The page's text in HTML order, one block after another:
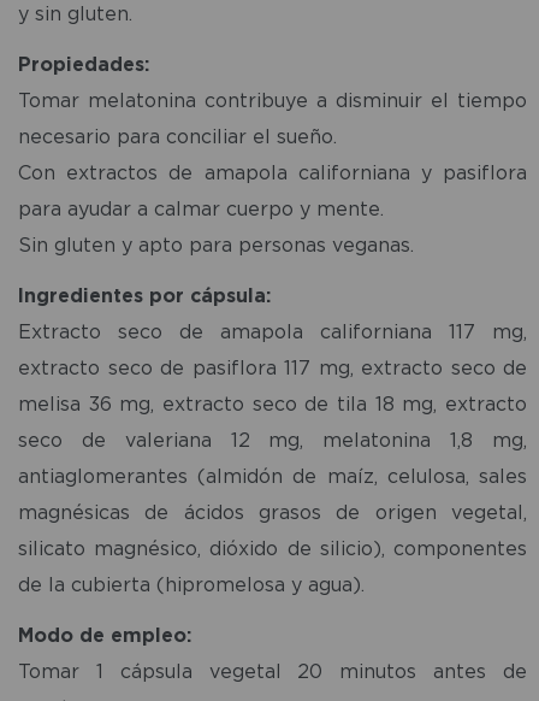
y sin gluten.
Propiedades:
Tomar melatonina contribuye a disminuir el tiempo
necesario para conciliar el sueño.
Con extractos de amapola californiana y pasiflora
para ayudar a calmar cuerpo y mente.
Sin gluten y apto para personas veganas.
Ingredientes por cápsula:
Extracto seco de amapola californiana 117 mg,
extracto seco de pasiflora 117 mg, extracto seco de
melisa 36 mg, extracto seco de tila 18 mg, extracto
seco de valeriana 12 mg, melatonina 1,8 mg,
antiaglomerantes (almidón de maíz, celulosa, sales
magnésicas de ácidos grasos de origen vegetal,
silicato magnésico, dióxido de silicio), componentes
de la cubierta (hipromelosa y agua).
Modo de empleo:
Tomar 1 cápsula vegetal 20 minutos antes de